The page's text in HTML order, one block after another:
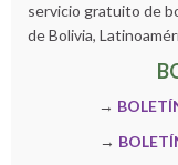
servicio gratuito de
de Bolivia,
→
→